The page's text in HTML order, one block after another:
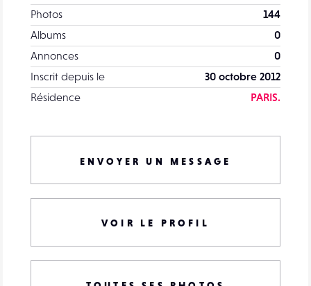
Photos
144
Albums
0
Annonces
0
Inscrit depuis le
30 octobre 2012
Résidence
PARIS.
ENVOYER UN MESSAGE
VOIR LE PROFIL